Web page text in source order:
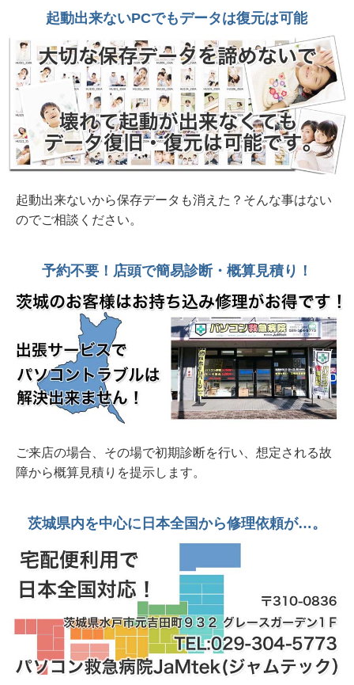
2026年 7月30日 2in1 HP ENVY x360 15インチ
モデル ヒンジ部分破損 日立市個人様から
2026年 7月26日 購入2か月 落下で画面破損 富
士通FMV U500-K3 水戸市
2026年 7月25日 コーラ零しで起動不能 富士通
Lifebook AH50/D3 鉾田市個人様
DELL Inspiron15 3520 水戸市
2026年 7月19日 初期セットアップ約30分
GE33EJYA2 512GB SSD、16G、OfficeH&B
2026年 7月19日 起動に4時間？起動後も全く動
かない 富士通Lifebook WA2/A3 2016年製
2026年 7月16日 ASUS VIVOBook ヒンジ部分
破損 開きにくいのでテープ止め 水戸市
したい。他社様見積り額十数万円 SONY
USB4GB
い？Lenovo Thikpad X395水戸市
2026年 6月20日 整備済み中古デスクトップPC
販売中 富士通ESPLIMO D586/M
2026年 6月 8日 水戸市法人様から 壊れにくい
事務用デスクトップパソコンオーダー
2026年 6月 7日 整備済み中古PC販売中 富士通
起動出来ないPCでもデータは復元は可能
起動出来ないから保存データも消えた？そんな事はない
のでご相談ください。
予約不要！店頭で簡易診断・概算見積り！
ご来店の場合、その場で初期診断を行い、想定される故
障から概算見積りを提示します。
茨城県内を中心に日本全国から修理依頼が…。